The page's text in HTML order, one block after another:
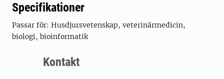
Specifikationer
Passar för: Husdjursvetenskap, veterinärmedicin,
biologi, bioinformatik
Kontakt